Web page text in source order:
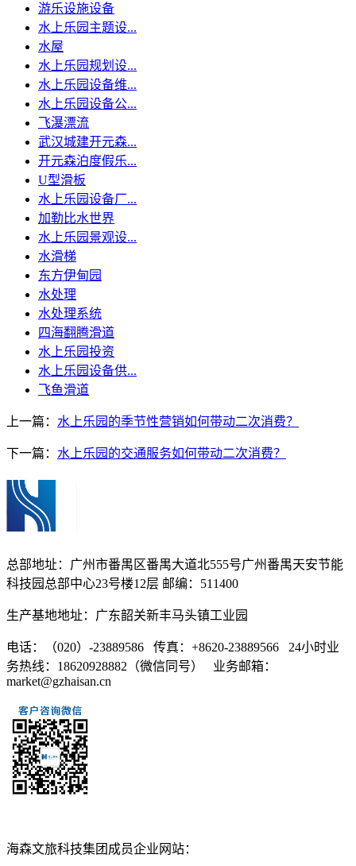
游乐设施设备
水上乐园主题设...
水屋
水上乐园规划设...
水上乐园设备维...
水上乐园设备公...
飞瀑漂流
武汉城建开元森...
开元森泊度假乐...
U型滑板
水上乐园设备厂...
加勒比水世界
水上乐园景观设...
水滑梯
东方伊甸园
水处理
水处理系统
四海翻腾滑道
水上乐园投资
水上乐园设备供...
飞鱼滑道
上一篇： 水上乐园的季节性营销如何带动二次消费？
下一篇： 水上乐园的交通服务如何带动二次消费？
总部地址：广州市番禺区番禺大道北555号广州番禺天安节能
科技园总部中心23号楼12层 邮编：511400
生产基地地址：广东韶关新丰马头镇工业园
电话：（020）-23889586 传真：+8620-23889566 24小时业
务热线：18620928882（微信同号） 业务邮箱：
market@gzhaisan.cn
海森文旅科技集团成员企业网站：